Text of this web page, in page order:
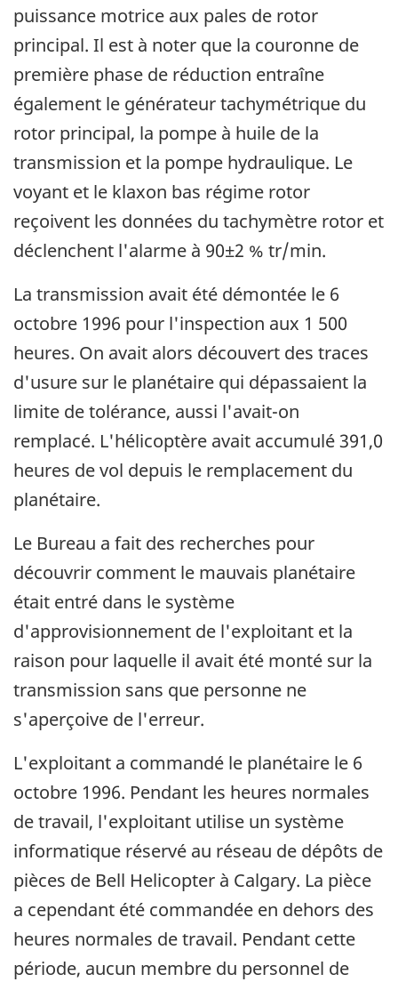
puissance motrice aux pales de rotor
principal. Il est à noter que la couronne de
première phase de réduction entraîne
également le générateur tachymétrique du
rotor principal, la pompe à huile de la
transmission et la pompe hydraulique. Le
voyant et le klaxon bas régime rotor
reçoivent les données du tachymètre rotor et
déclenchent l'alarme à 90±2 % tr/min.
La transmission avait été démontée le 6
octobre 1996 pour l'inspection aux 1 500
heures. On avait alors découvert des traces
d'usure sur le planétaire qui dépassaient la
limite de tolérance, aussi l'avait-on
remplacé. L'hélicoptère avait accumulé 391,0
heures de vol depuis le remplacement du
planétaire.
Le Bureau a fait des recherches pour
découvrir comment le mauvais planétaire
était entré dans le système
d'approvisionnement de l'exploitant et la
raison pour laquelle il avait été monté sur la
transmission sans que personne ne
s'aperçoive de l'erreur.
L'exploitant a commandé le planétaire le 6
octobre 1996. Pendant les heures normales
de travail, l'exploitant utilise un système
informatique réservé au réseau de dépôts de
pièces de Bell Helicopter à Calgary. La pièce
a cependant été commandée en dehors des
heures normales de travail. Pendant cette
période, aucun membre du personnel de